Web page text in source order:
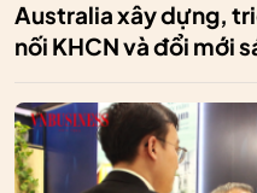
Australia xây dựng,
nối KHCN và đổi mới